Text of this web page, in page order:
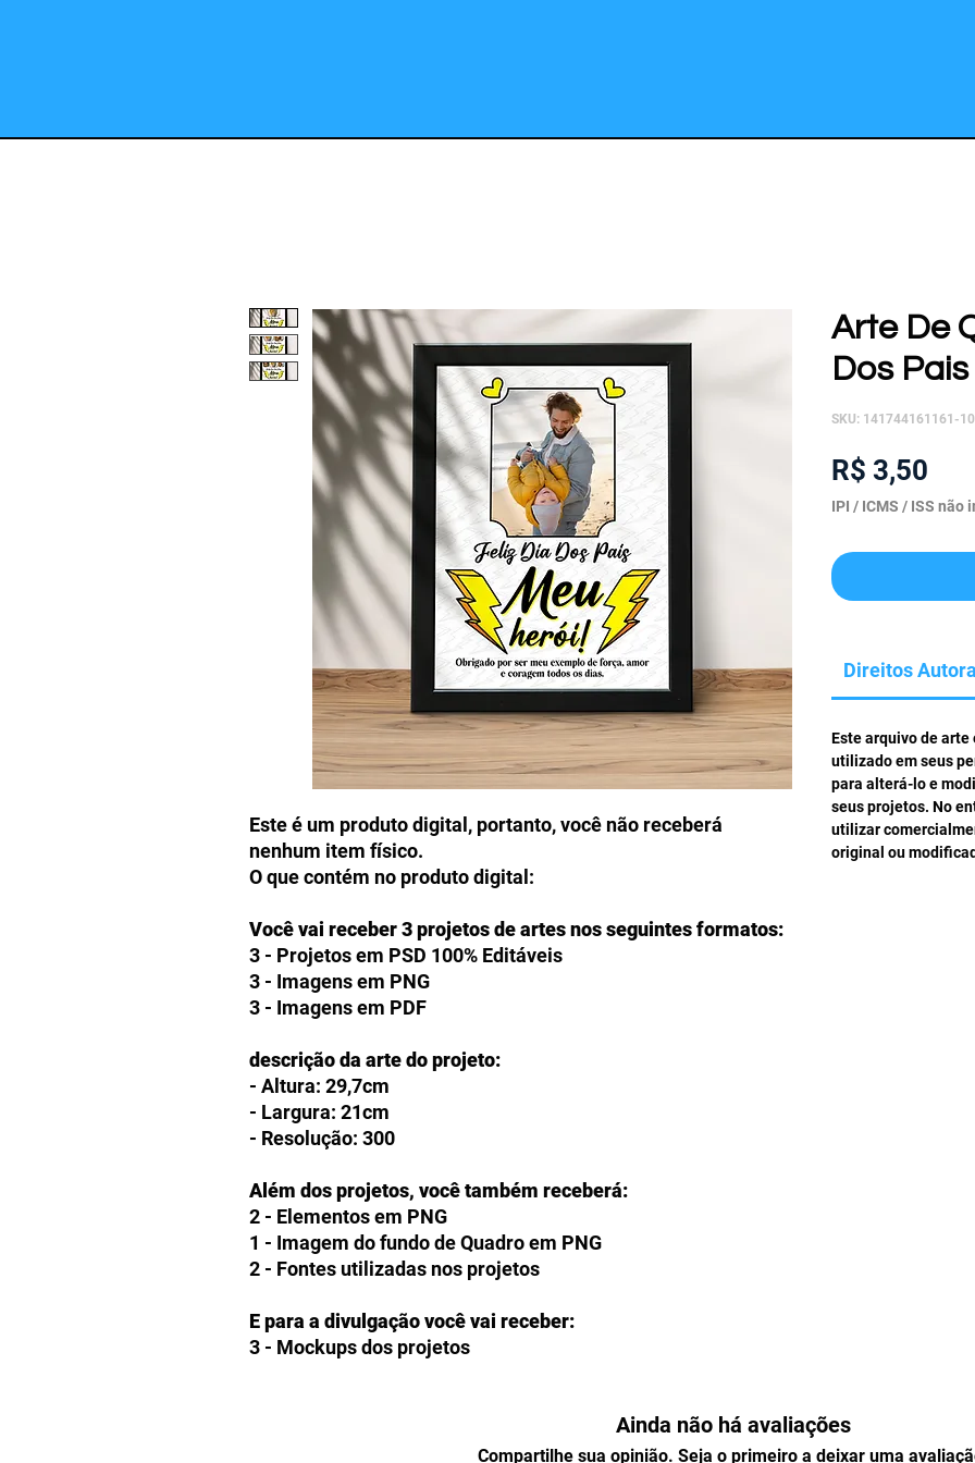
Este é um produto digital, portanto, você não receberá
nenhum item físico.
O que contém no produto digital:
Você vai receber 3 projetos de artes nos seguintes formatos:
3 - Projetos em PSD 100% Editáveis
3 - Imagens em PNG
3 - Imagens em PDF
descrição da arte do projeto:
- Altura: 29,7cm
- Largura: 21cm
- Resolução: 300
Além dos projetos, você também receberá:
2 - Elementos em PNG
1 - Imagem do fundo de Quadro em PNG
2 - Fontes utilizadas nos projetos
E para a divulgação você vai receber:
3 - Mockups dos projetos
Os clientes receberão a opção de fazer o download de seus
produtos digitais diretamente na página de agradecimento do
Arte De
Dos
SKU: 141744161161-
R$ 3,50
IPI / ICMS / ISS não
Direitos
Este arquivo de arte
utilizado em seus
para alterá-lo e
seus projetos. No
utilizar
original ou
Ainda não há avaliações
Compartilhe sua opinião. Seja o primeiro a deixar uma